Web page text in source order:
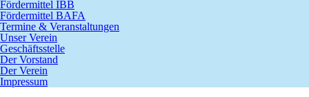
Fördermittel IBB
Fördermittel BAFA
Termine & Veranstaltungen
Unser Verein
Geschäftsstelle
Der Vorstand
Der Verein
Impressum